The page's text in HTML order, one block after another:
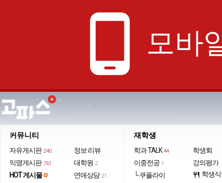
phone_android 모바
커뮤니티
자유게시판 240
익명게시판 761
HOT 게시물
정보·리뷰
대학원 2
연애상담 21
재학생
학과 TALK 44
이중전공 1
└ 쿠플라이
학생회
강의평가
restaurant 학생